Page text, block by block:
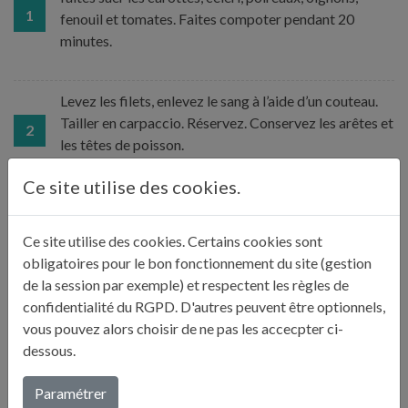
1
fenouil et tomates. Faites compoter pendant 20
minutes.
2
Levez les filets, enlevez le sang à l’aide d’un couteau.
Tailler en carpaccio. Réservez. Conservez les arêtes et
les têtes de poisson.
3
tomates, le fumet et le reste des ingrédients. Placez
les têtes entières, ajoutez la garniture aromatique, et
faites cuire pendant 45 minutes.
Une fois la cuisson terminée, laissez infuser le safran
puis filtrez.
Ce site utilise des cookies.
Ce site utilise des cookies. Certains cookies sont
obligatoires pour le bon fonctionnement du site (gestion
de la session par exemple) et respectent les règles de
confidentialité du RGPD. D'autres peuvent être optionnels,
vous pouvez alors choisir de ne pas les accecpter ci-
dessous.
Paramétrer